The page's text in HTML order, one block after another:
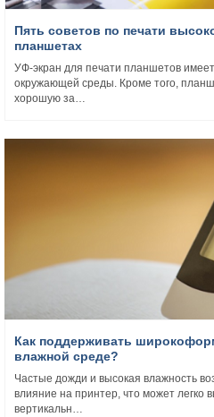
Пять советов по печати
планшетах
УФ-экран для печати планшетов
окружающей среды. Кроме того,
хорошую за…
Как поддерживать
влажной среде?
Частые дожди и высокая влажность
влияние на принтер, что может легко
вертикальн…